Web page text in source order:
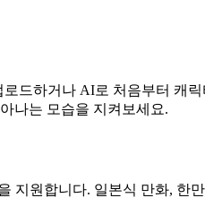
드하거나 AI로 처음부터
나는 모습을 지켜보세요.
원합니다. 일본식 만화, 한